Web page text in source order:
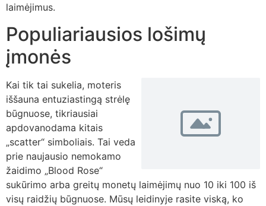
laimėjimus.
Populiariausios lošimų
įmonės
Kai tik tai sukelia, moteris
iššauna entuziastingą strėlę
būgnuose, tikriausiai
apdovanodama kitais
„scatter“ simboliais. Tai veda
prie naujausio nemokamo
žaidimo „Blood Rose“
sukūrimo arba greitų monetų laimėjimų nuo 10 iki 100 iš
visų raidžių būgnuose. Mūsų leidinyje rasite viską, ko